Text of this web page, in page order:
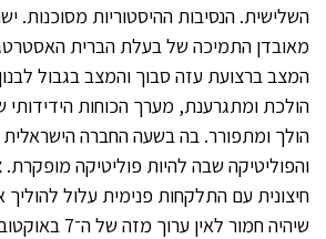
השלישית. הנסיבות ההיסטוריות מסוכנות.
מאובדן התמיכה של בעלת הברית
המצב ברצועת עזה סבוך והמצב בגבול לבנון
הולכת ומתגרענת, מערך הכוחות
הולך ומתפורר. בה בשעה החברה
והפוליטיקה שבה להיות פוליטיקה
חיצונית עם התלקחות פנימית עלול להוליך
שיהיה חמור לאין ערוך מזה של ה־7 באוקטובר.